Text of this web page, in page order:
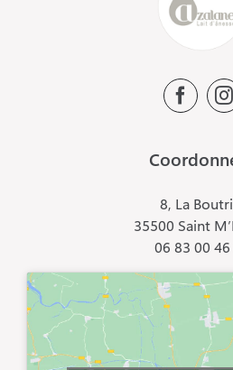
8, La
35500 Saint
06 83 00 46